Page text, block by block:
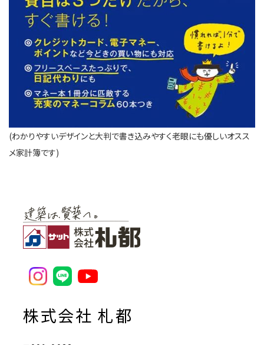
(わかりやすいデザインと大判で書き込みやすく老眼にも優しいオスス
メ家計簿です)
株式会社 札都